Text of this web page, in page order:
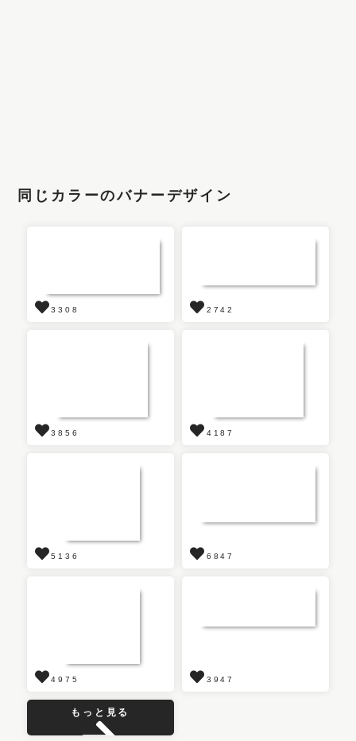
同じカラーのバナーデザイン
3308 2742
3856 4187
5136 6847
4975 3947
もっと見る